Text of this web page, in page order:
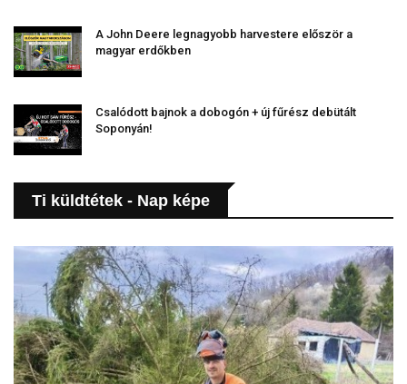
A John Deere legnagyobb harvestere először a
magyar erdőkben
Csalódott bajnok a dobogón + új fűrész debütált
Soponyán!
Ti küldtétek - Nap képe